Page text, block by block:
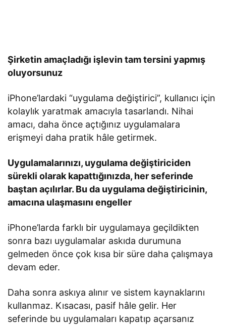
Şirketin amaçladığı işlevin tam tersini yapmış
oluyorsunuz
iPhone’lardaki “uygulama değiştirici”, kullanıcı için
kolaylık yaratmak amacıyla tasarlandı. Nihai
amacı, daha önce açtığınız uygulamalara
erişmeyi daha pratik hâle getirmek.
Uygulamalarınızı, uygulama değiştiriciden
sürekli olarak kapattığınızda, her seferinde
baştan açılırlar. Bu da uygulama değiştiricinin,
amacına ulaşmasını engeller
iPhone’larda farklı bir uygulamaya geçildikten
sonra bazı uygulamalar askıda durumuna
gelmeden önce çok kısa bir süre daha çalışmaya
devam eder.
Daha sonra askıya alınır ve sistem kaynaklarını
kullanmaz. Kısacası, pasif hâle gelir. Her
seferinde bu uygulamaları kapatıp açarsanız